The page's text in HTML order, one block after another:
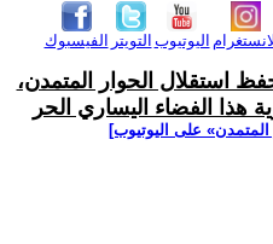
الفيسبوك التويتر اليوتيوب
استقلال الحوار المتمدن،
هذا الفضاء اليساري الحر
على اليوتيوب]